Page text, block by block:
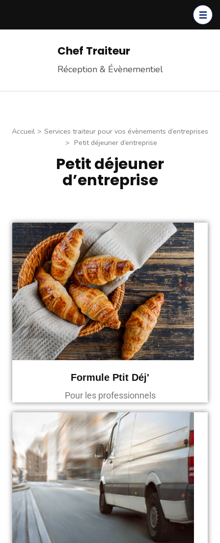
Chef Traiteur
Réception & Évènementiel
Accueil > Services traiteur pour vos évènements d’entreprises
> Petit déjeuner d’entreprise
Petit déjeuner
d’entreprise
Formule Ptit Déj'
Pour les professionnels